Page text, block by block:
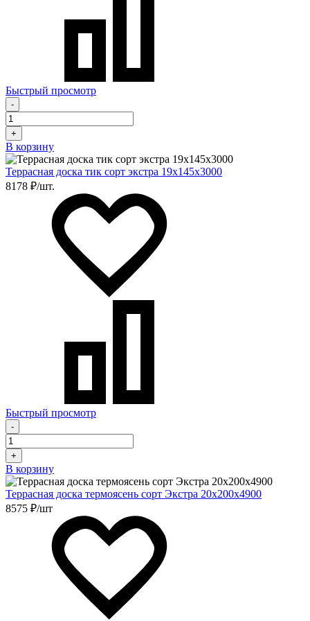
Быстрый просмотр
-
+
В корзину
Террасная доска тик сорт экстра 19х145х3000
8178 ₽/шт.
Быстрый просмотр
-
+
В корзину
Террасная доска термоясень сорт Экстра 20х200х4900
8575 ₽/шт